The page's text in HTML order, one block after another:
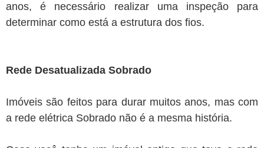
anos, é necessário realizar uma inspeção para
determinar como está a estrutura dos fios.
Rede Desatualizada Sobrado
Imóveis são feitos para durar muitos anos, mas com
a rede elétrica Sobrado não é a mesma história.